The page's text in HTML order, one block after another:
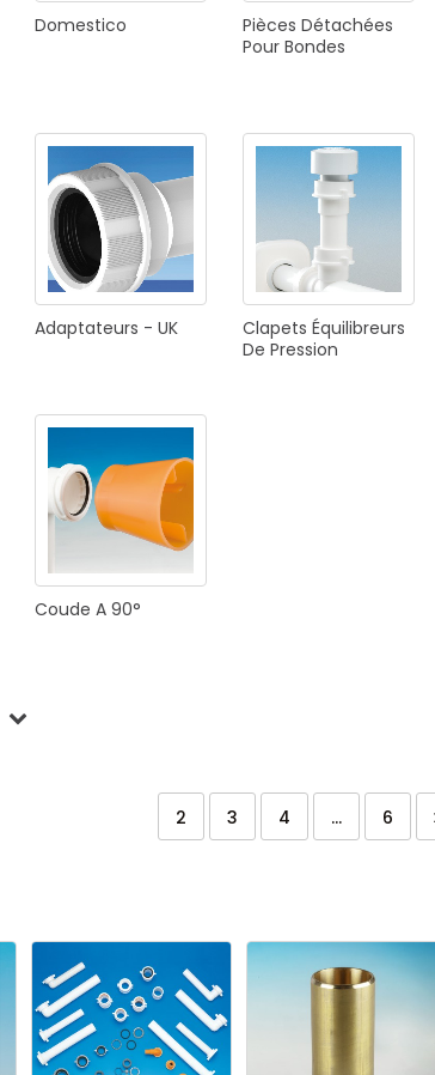
NEWS 2025
Domestico Pièces Détachées
Pour Bondes
Adaptateurs - UK Clapets Équilibreurs
De Pression
Coude A 90°
2 3 4 ... 6